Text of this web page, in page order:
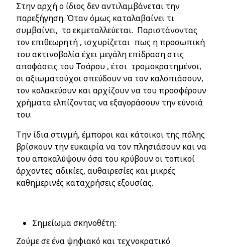
Στην αρχή ο ίδιος δεν αντιλαμβάνεται την
παρεξήγηση. Όταν όμως καταλαβαίνει τι
συμβαίνει, το εκμεταλλεύεται. Παριστάνοντας
τον επιθεωρητή , ισχυρίζεται πως η προσωπική
του ακτινοβολία έχει μεγάλη επίδραση στις
αποφάσεις του Τσάρου , έτσι τρομοκρατημένοι,
οι αξιωματούχοι σπεύδουν να τον καλοπιάσουν,
τον κολακεύουν και αρχίζουν να του προσφέρουν
χρήματα ελπίζοντας να εξαγοράσουν την εύνοιά
του.
Την ίδια στιγμή, έμποροι και κάτοικοι της πόλης
βρίσκουν την ευκαιρία να τον πλησιάσουν και να
του αποκαλύψουν όσα του κρύβουν οι τοπικοί
άρχοντες: αδικίες, αυθαιρεσίες και μικρές
καθημερινές καταχρήσεις εξουσίας.
Σημείωμα σκηνοθέτη:
Ζούμε σε ένα ψηφιακό και τεχνοκρατικό